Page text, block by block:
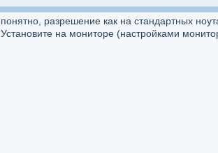
понятно, разрешение как на стандартных
Установите на мониторе (настройками